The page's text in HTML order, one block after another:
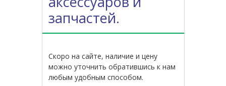
запчастей.
Скоро на сайте, наличие и цену
можно уточнить обратившись к нам
любым удобным способом.